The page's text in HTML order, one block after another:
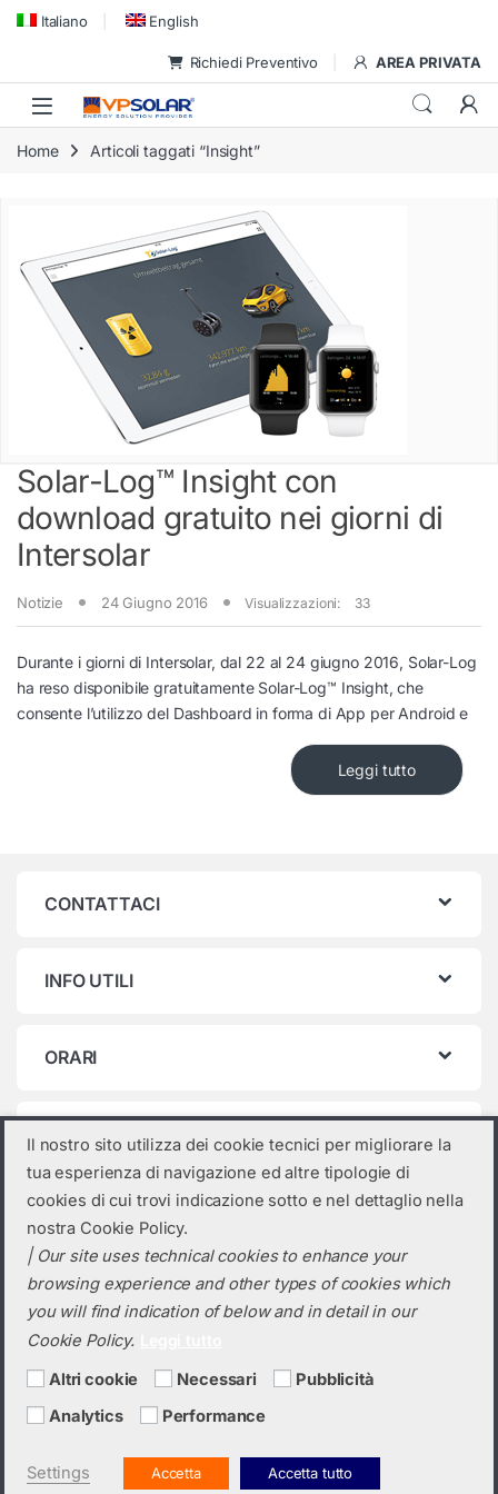
Skip to navigation
Skip to content
Italiano English
Richiedi Preventivo AREA PRIVATA
Home Articoli taggati “Insight”
Solar-Log™ Insight con
download gratuito nei giorni di
Intersolar
Notizie 24 Giugno 2016 Visualizzazioni: 33
Durante i giorni di Intersolar, dal 22 al 24 giugno 2016, Solar-Log
ha reso disponibile gratuitamente Solar-Log™ Insight, che
consente l’utilizzo del Dashboard in forma di App per Android e
Leggi tutto
CONTATTACI
INFO UTILI
ORARI
Categorie prodotto
Seleziona una categoria
Hai bisogno di un preventivo?
+39 0423 6326
Il nostro sito utilizza dei cookie tecnici per migliorare la
tua esperienza di navigazione ed altre tipologie di
cookies di cui trovi indicazione sotto e nel dettaglio nella
nostra Cookie Policy.
| Our site uses technical cookies to enhance your
browsing experience and other types of cookies which
you will find indication of below and in detail in our
Cookie Policy.
Altri cookie Necessari
Pubblicità
Analytics
Performance
Settings Accetta Accetta tutto